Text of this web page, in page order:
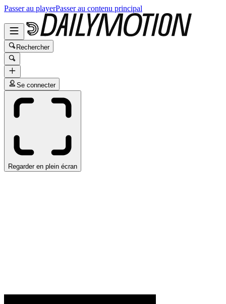
Passer au playerPasser au contenu principal
Rechercher
Se connecter
Regarder en plein écran